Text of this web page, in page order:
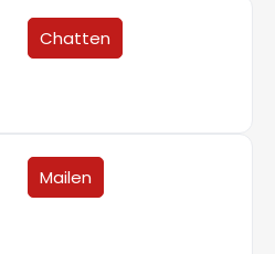
Chatten
Mailen